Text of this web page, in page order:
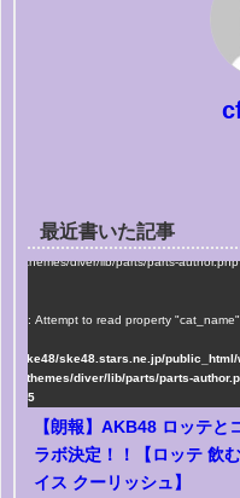
最近書いた記事
ske48/ske48.stars.ne.jp/public_html/wp-
themes/diver/lib/parts/parts-
: Attempt to read property
ske48/ske48.stars.ne.jp/public_html/
themes/diver/lib/parts/parts-
75
【朗報】AKB48 ロッテと
ラボ決定！！【ロッテ 飲
イス クーリッシュ】